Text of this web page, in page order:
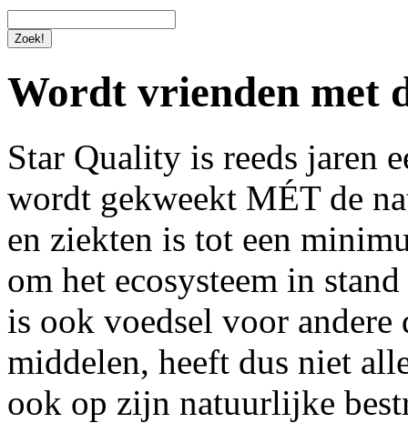
Wordt vrienden met
Star Quality is reeds jaren
wordt gekweekt MÉT de
en ziekten is tot een
om het ecosysteem in
is ook voedsel voor
middelen, heeft dus niet
ook op zijn natuurlijke